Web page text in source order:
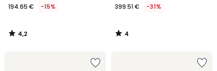
194.65 € -15%
4,2
/
399.51 € -31%
4
/